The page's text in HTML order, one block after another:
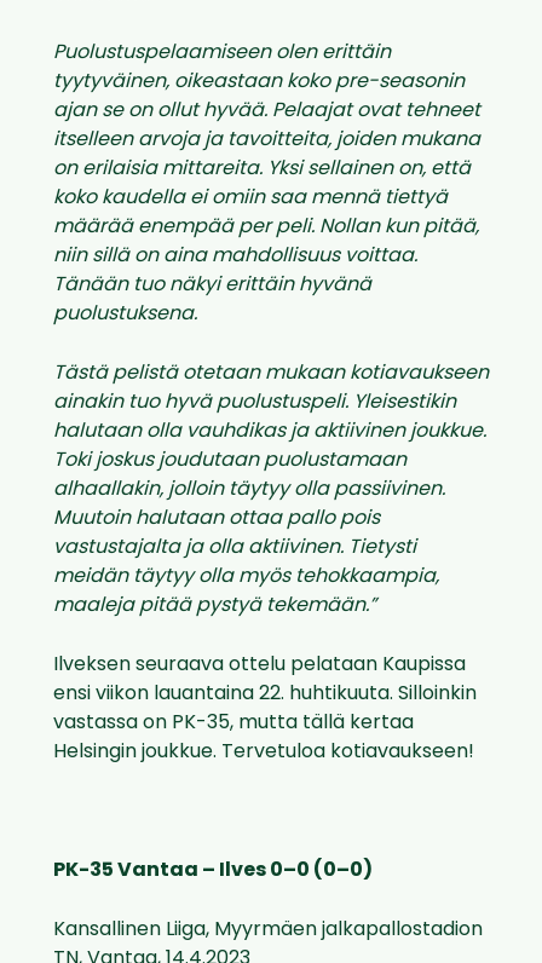
Puolustuspelaamiseen olen erittäin
tyytyväinen, oikeastaan koko pre-seasonin
ajan se on ollut hyvää. Pelaajat ovat tehneet
itselleen arvoja ja tavoitteita, joiden mukana
on erilaisia mittareita. Yksi sellainen on, että
koko kaudella ei omiin saa mennä tiettyä
määrää enempää per peli. Nollan kun pitää,
niin sillä on aina mahdollisuus voittaa.
Tänään tuo näkyi erittäin hyvänä
puolustuksena.
Tästä pelistä otetaan mukaan kotiavaukseen
ainakin tuo hyvä puolustuspeli. Yleisestikin
halutaan olla vauhdikas ja aktiivinen joukkue.
Toki joskus joudutaan puolustamaan
alhaallakin, jolloin täytyy olla passiivinen.
Muutoin halutaan ottaa pallo pois
vastustajalta ja olla aktiivinen. Tietysti
meidän täytyy olla myös tehokkaampia,
maaleja pitää pystyä tekemään.”
Ilveksen seuraava ottelu pelataan Kaupissa
ensi viikon lauantaina 22. huhtikuuta. Silloinkin
vastassa on PK-35, mutta tällä kertaa
Helsingin joukkue. Tervetuloa kotiavaukseen!
PK-35 Vantaa – Ilves 0–0 (0–0)
Kansallinen Liiga, Myyrmäen jalkapallostadion